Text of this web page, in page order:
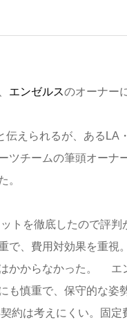
エンゼルスのオーナー
えられるが、あるLA
ツチームの筆頭オーナ
。
を徹底したので評判
で、費用対効果を重視
かからなかった。 エ
慎重で、保守的な姿
約は考えにくい。固